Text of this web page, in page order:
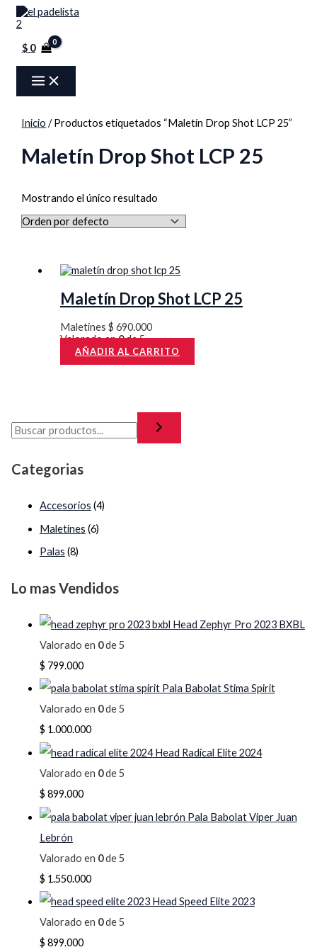
contenido
$0
MENU
Categorias
Accesorios (4)
Maletines (6)
Palas (8)
Lo mas Vendidos
Head Zephyr Pro 2023 BXBL
Valorado en 0de 5
$ 799.000
Pala Babolat Stima Spirit
Valorado en 0de 5
$ 1.000.000
Head Radical Elite 2024
Valorado en 0de 5
$ 899.000
Pala Babolat Viper Juan
Lebrón
Valorado en 0de 5
$ 1.550.000
Head Speed Elite 2023
Valorado en 0de 5
$ 899.000
Inicio / Productos etiquetados “Maletín Drop Shot LCP 25”
Maletín Drop Shot LCP 25
Mostrando el único resultado
Maletín Drop Shot LCP 25
Maletines$ 690.000
Valorado en0de 5
AÑADIR AL CARRITO
Menú